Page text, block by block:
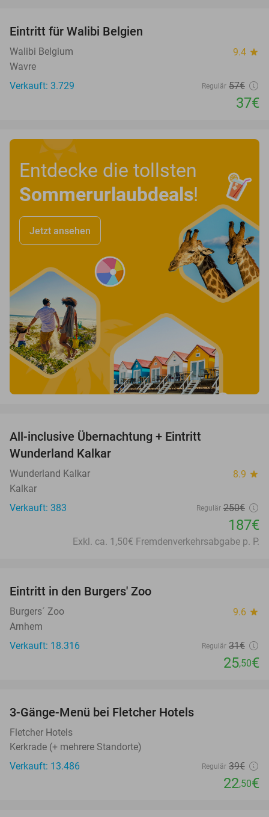
Eintritt für Walibi Belgien
Walibi Belgium 9.4 star
Wavre
Verkauft: 3.729
Regulär 57€
37€
Entdecke die tollsten
Sommerurlaubdeals!
Jetzt ansehen
All-inclusive Übernachtung + Eintritt
Wunderland Kalkar
Wunderland Kalkar 8.9 star
Kalkar
Verkauft: 383
Regulär 250€
187€
Exkl. ca. 1,50€ Fremdenverkehrsabgabe p. P.
Eintritt in den Burgers' Zoo
Burgers´ Zoo 9.6 star
Arnhem
Verkauft: 18.316
Regulär 31€
25,50€
3-Gänge-Menü bei Fletcher Hotels
Fletcher Hotels
Kerkrade (+ mehrere Standorte)
Verkauft: 13.486
Regulär 39€
22,50€